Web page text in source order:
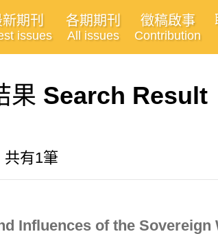
期刊
issues
各期期刊
All issues
徵稿啟事
Contribution
果 Search Result
共有1筆
Influences of the Sovereign